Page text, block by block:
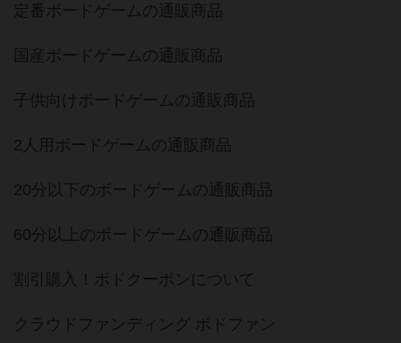
定番ボードゲームの通販商品
国産ボードゲームの通販商品
子供向けボードゲームの通販商品
2人用ボードゲームの通販商品
20分以下のボードゲームの通販商品
60分以上のボードゲームの通販商品
割引購入！ボドクーポンについて
クラウドファンディング ボドファン